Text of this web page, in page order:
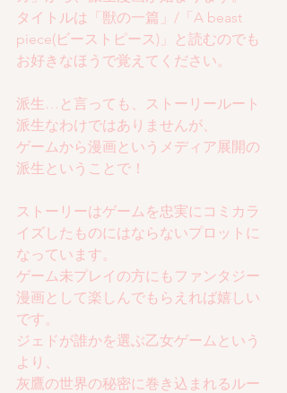
タイトルは「獣の一篇」/「A beast
piece(ビーストピース)」と読むのでも
お好きなほうで覚えてください。
派生…と言っても、ストーリールート
派生なわけではありませんが、
ゲームから漫画というメディア展開の
派生ということで！
ストーリーはゲームを忠実にコミカラ
イズしたものにはならないプロットに
なっています。
ゲーム未プレイの方にもファンタジー
漫画として楽しんでもらえれば嬉しい
です。
ジェドが誰かを選ぶ乙女ゲームという
より、
灰鷹の世界の秘密に巻き込まれるルー